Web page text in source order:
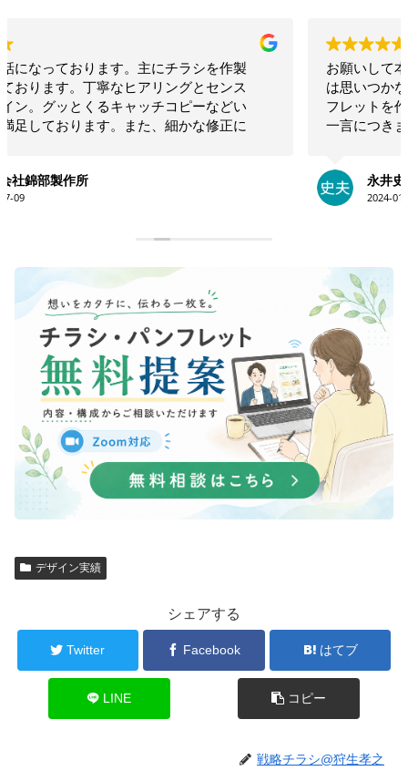
お願いして本当に良かった！！相談したらこちらで
は思いつかないような構成でインパクトのあるリー
フレットを作ってくださいました！！素晴らしいの
一言につきます！！今後も何かの時にお願いしたい
永井史夫
デザイン実績
シェアする
Twitter Facebook はてブ
LINE コピー
戦略チラシ@狩生孝之